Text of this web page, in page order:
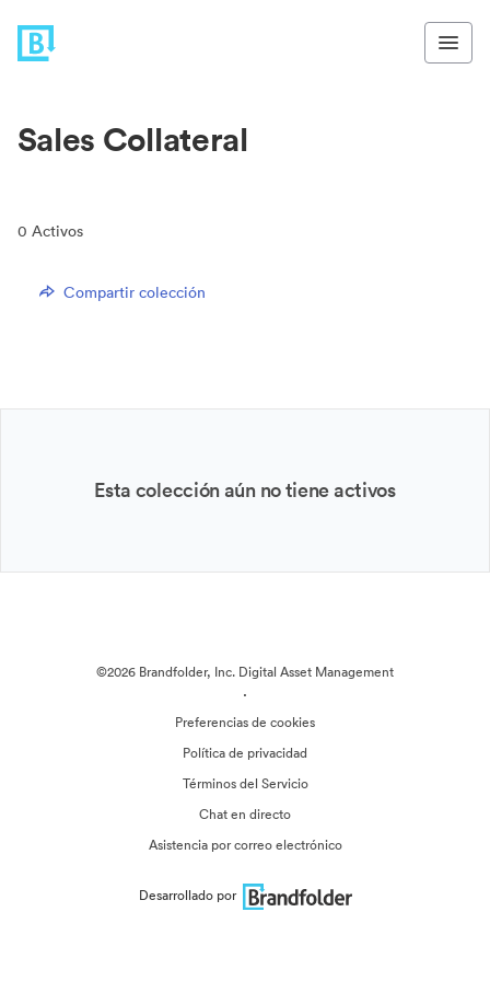
Sales Collateral
0 Activos
Compartir colección
Esta colección aún no tiene activos
©2026 Brandfolder, Inc. Digital Asset Management
·
Preferencias de cookies
Política de privacidad
Términos del Servicio
Chat en directo
Asistencia por correo electrónico
Desarrollado por